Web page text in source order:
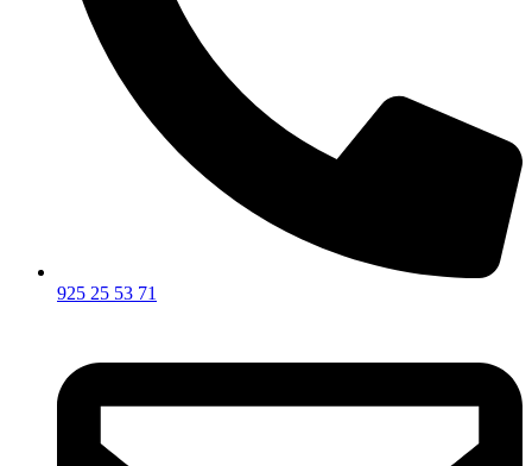
925 25 53 71